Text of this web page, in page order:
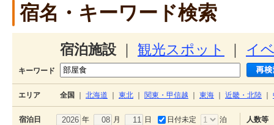
宿名・キーワード検索
宿泊施設 観光スポット イ
キーワード
エリア 全国 北海道 東北 関東・甲信越 東海 近畿・北陸
宿泊日 年 月 日 日付未定 泊 人数等